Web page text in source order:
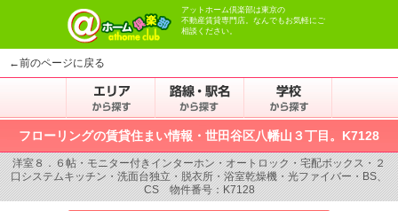
アットホーム倶楽部は東京の
不動産賃貸専門店。なんでもお気軽にご
相談ください。
←前のページに戻る
フローリングの賃貸住まい情報・世田谷区八幡山３丁目。K7128
洋室８．６帖・モニター付きインターホン・オートロック・宅配ボックス・２
口システムキッチン・洗面台独立・脱衣所・浴室乾燥機・光ファイバー・BS、
CS 物件番号：K7128